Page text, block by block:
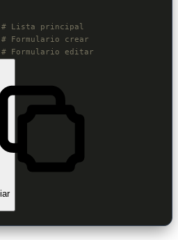
# Lista principal
# Formulario crear
# Formulario editar